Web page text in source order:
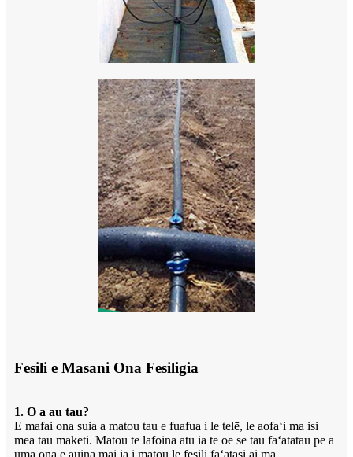
Fesili e Masani Ona Fesiligia
1. O a au tau?
E mafai ona suia a matou tau e fuafua i le telē, le aofaʻi ma isi
mea tau maketi. Matou te lafoina atu ia te oe se tau faʻatatau pe a